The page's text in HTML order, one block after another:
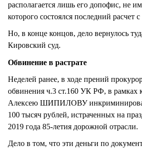
располагается лишь его допофис, не
которого состоялся последний расчет
Но, в конце концов, дело вернулось
Кировский суд.
Обвинение в растрате
Неделей ранее, в ходе прений прокурор
обвинения ч.3 ст.160 УК РФ, в рамках
Алексею ШИПИЛОВУ
100 тысяч рублей, истраченных на
2019 года 85-летия дорожной отрасли.
Дело в том, что эти деньги по